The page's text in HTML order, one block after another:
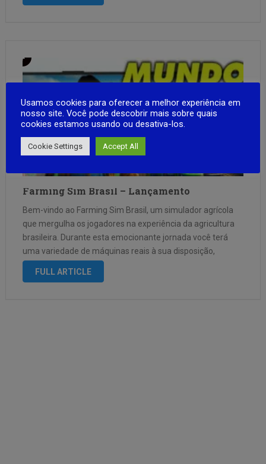
Farming Sim Brasil – Lançamento
Bem-vindo ao Farming Sim Brasil, um simulador agrícola
que mergulha os jogadores na experiência da agricultura
brasileira. Durante esta emocionante jornada você terá
uma variedade de máquinas reais à sua disposição,
mergulhando você na gestão de uma fazenda realista.
FULL ARTICLE
Usamos cookies para oferecer a melhor experiência em
nosso site. Você pode descobrir mais sobre quais
cookies estamos usando ou desativa-los.
Cookie Settings Accept All